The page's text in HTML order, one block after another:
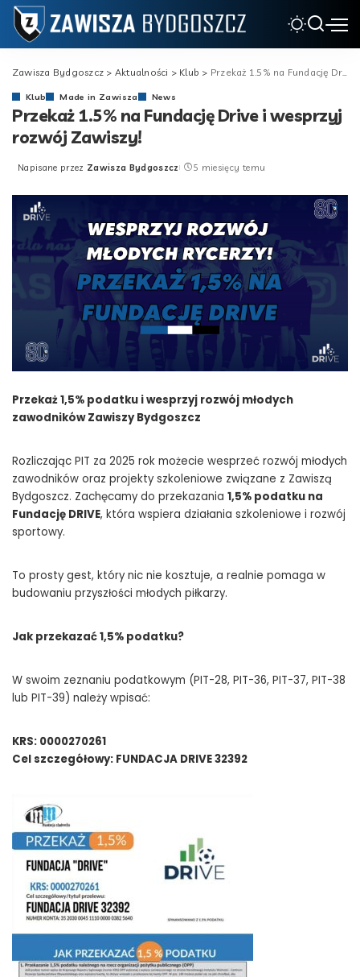
Zawisza Bydgoszcz > Aktualności > Klub > Przekaż 1.5% na Fundację Drive i wesprzyj rozwój Zawiszy!
Klub Made in Zawisza News
Przekaż 1.5% na Fundację Drive i wesprzyj
rozwój Zawiszy!
Posted
Napisane przez Zawisza Bydgoszcz 5 miesięcy temu
Przekaż 1,5% podatku i wesprzyj rozwój młodych
zawodników Zawiszy Bydgoszcz
Rozliczając PIT za 2025 rok możecie wesprzeć rozwój młodych
zawodników oraz projekty szkoleniowe związane z Zawiszą
Bydgoszcz. Zachęcamy do przekazania 1,5% podatku na
Fundację DRIVE, która wspiera działania szkoleniowe i rozwój
sportowy.
To prosty gest, który nic nie kosztuje, a realnie pomaga w
budowaniu przyszłości młodych piłkarzy.
Jak przekazać 1,5% podatku?
W swoim zeznaniu podatkowym (PIT-28, PIT-36, PIT-37, PIT-38
lub PIT-39) należy wpisać:
KRS: 0000270261
Cel szczegółowy: FUNDACJA DRIVE 32392